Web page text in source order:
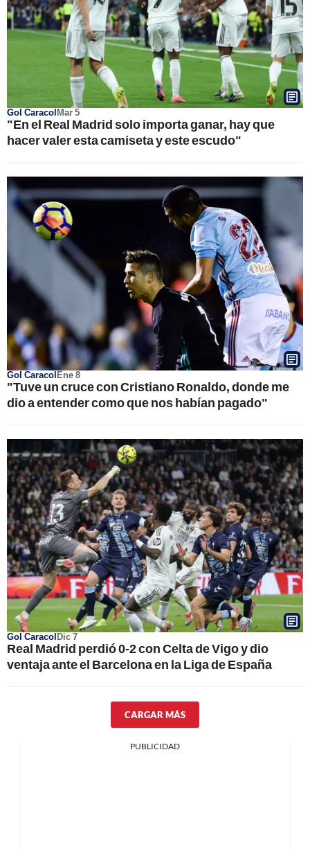
Gol CaracolMar 5
"En el Real Madrid solo importa ganar, hay que
hacer valer esta camiseta y este escudo"
Gol CaracolEne 8
"Tuve un cruce con Cristiano Ronaldo, donde me
dio a entender como que nos habían pagado"
Gol CaracolDic 7
Real Madrid perdió 0-2 con Celta de Vigo y dio
ventaja ante el Barcelona en la Liga de España
CARGAR MÁS
PUBLICIDAD